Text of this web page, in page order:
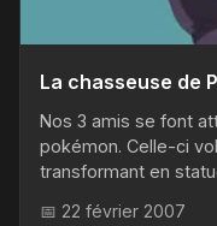
La chasseuse de
Nos 3 amis se font
pokémon. Celle-ci
transformant en
📅 22 février 2007